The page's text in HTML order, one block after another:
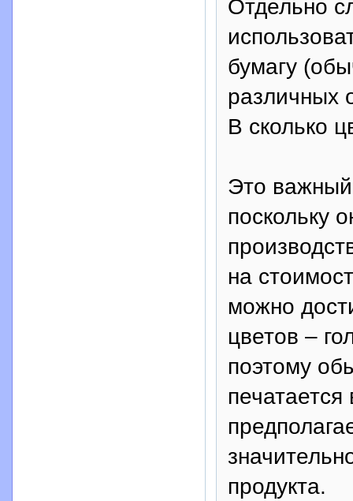
Отдельно
бумагу
различных
В сколько
Это
поскольку
на
можно
цветов –
поэтому
продукта.